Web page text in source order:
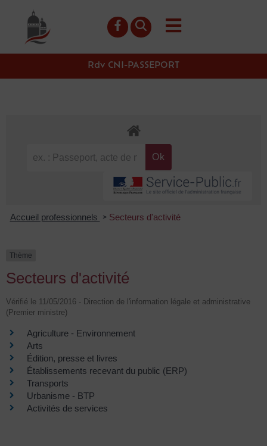
principal
Rdv CNI-PASSEPORT
Accueil professionnels > Secteurs d'activité
Thème
Secteurs d'activité
Vérifié le 11/05/2016 - Direction de l'information légale et administrative
(Premier ministre)
Agriculture - Environnement
Arts
Édition, presse et livres
Établissements recevant du public (ERP)
Transports
Urbanisme - BTP
Activités de services